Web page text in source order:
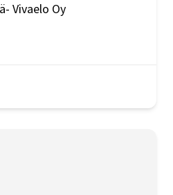
Vivaelo Oy